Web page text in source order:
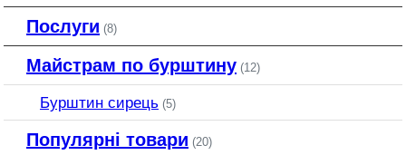
Послуги (8)
Майстрам по бурштину (12)
Бурштин сирець (5)
Популярні товари (20)